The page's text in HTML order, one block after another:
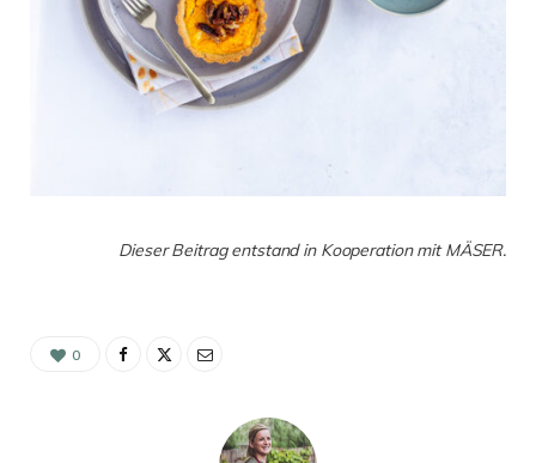
Dieser Beitrag entstand in Kooperation mit MÄSER.
0